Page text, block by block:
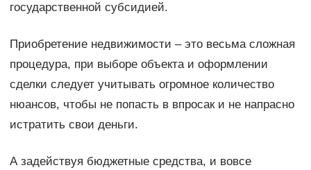
государственной субсидией.
Приобретение недвижимости – это весьма сложная
процедура, при выборе объекта и оформлении
сделки следует учитывать огромное количество
нюансов, чтобы не попасть в впросак и не напрасно
истратить свои деньги.
А задействуя бюджетные средства, и вовсе